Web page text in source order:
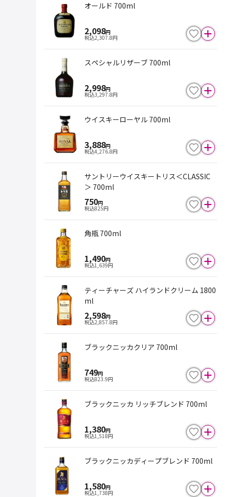
オールド 700ml
2,098円
税込2,307.8円
スペシャルリザーブ 700ml
2,998円
税込3,297.8円
ウイスキーローヤル 700ml
3,888円
税込4,276.8円
サントリーウイスキートリス＜CLASSIC
＞ 700ml
750円
税込825円
角瓶 700ml
1,490円
税込1,639円
ティーチャーズ ハイランドクリーム 1800
ml
2,598円
税込2,857.8円
ブラックニッカクリア 700ml
749円
税込823.9円
ブラックニッカ リッチブレンド 700ml
1,380円
税込1,518円
ブラックニッカディープブレンド 700ml
1,580円
税込1,738円